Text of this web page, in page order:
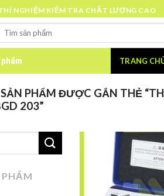
NGHIỆM KIỂM TRA CHẤT LƯỢNG CAO
Tìm
TRANG
SẢN PHẨM ĐƯỢC GẮN THẺ
203”
PHẨM